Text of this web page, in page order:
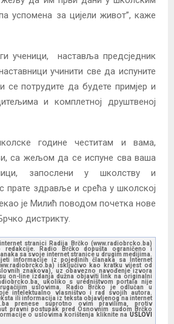
успомена за цијели живот”, каже
ученици, наставља предсједник
учинити све да испуните
се потрудите да будете примјер и
и комплетној друштвеној
године честитам и вама,
са жељом да се испуне сва ваша
запослени у школству и
прате здравље и срећа у школској
је Милић поводом почетка нове
дистрикту.
stranici Radija Brčko (www.radiobrcko.ba)
Radio Brčko dopušta ograničeno i
sa svoje internet stranice u drugim medijima.
informacije iz pojedinih članaka sa Internet
isključivo kao kratku vijest od
znakova), uz obavezno navođenje izvora
on-line izdanja dužna objaviti link na originalni
ukoliko s uredništvom portala nije
uslovima. Radio Brčko je odlučan u
intelektualno vlasništvo i rad svojih autora.
ili informacija iz teksta objavljenog na internet
prenese suprotno ovim pravilima, protiv
pravni postupak pred Osnovnim sudom Brčko
o uslovima korištenja kliknite na USLOVI